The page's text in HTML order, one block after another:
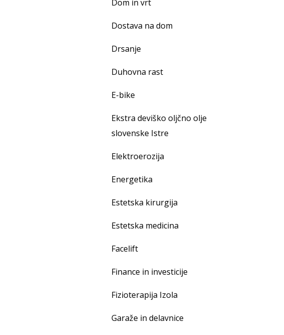
Dom in vrt
Dostava na dom
Drsanje
Duhovna rast
E-bike
Ekstra deviško oljčno olje
slovenske Istre
Elektroerozija
Energetika
Estetska kirurgija
Estetska medicina
Facelift
Finance in investicije
Fizioterapija Izola
Garaže in delavnice